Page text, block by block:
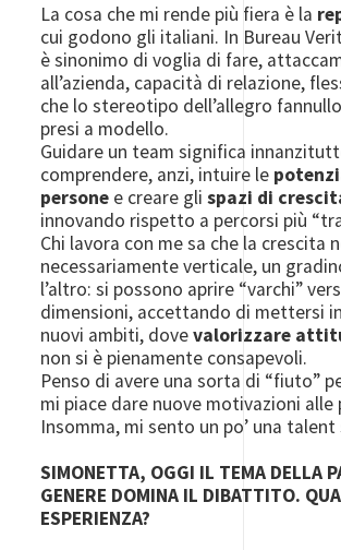
La cosa che mi rende più fiera è la
cui godono gli italiani. In Bureau
è sinonimo di voglia di fare,
all’azienda, capacità di relazione,
che lo stereotipo dell’allegro
presi a modello.
Guidare un team significa
comprendere, anzi, intuire le
persone e creare glispazi di
innovando rispetto a percorsi più
Chi lavora con me sa che la crescita
necessariamente verticale, un
l’altro: si possono aprire “varchi”
dimensioni, accettando di mettersi
nuovi ambiti, dovevalorizzare
non si è pienamente consapevoli.
Penso di avere una sorta di “fiuto”
mi piace dare nuove motivazioni alle
Insomma, mi sento un po’ una
SIMONETTA, OGGI IL TEMA DELLA
GENERE DOMINA IL DIBATTITO.
ESPERIENZA?